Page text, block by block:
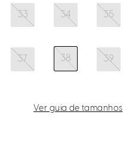
33 34 35
37 38 39
Ver guia de tamanhos